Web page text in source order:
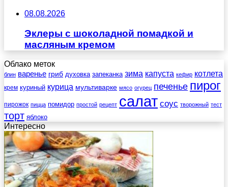
08.08.2026
Эклеры с шоколадной помадкой и
масляным кремом
Облако меток
блин варенье гриб духовка запеканка зима капуста кефир котлета
крем куриный курица мультиварке мясо огурец печенье пирог
пирожок пицца помидор простой рецепт салат соус творожный тест
торт яблоко
Интересно